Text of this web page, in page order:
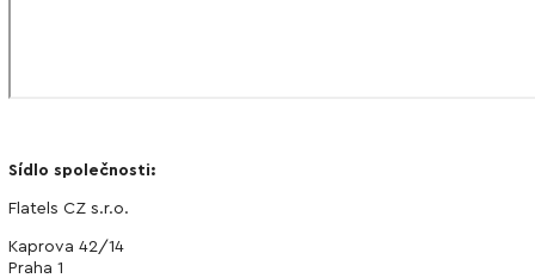
Sídlo společnosti:
Flatels CZ s.r.o.
Kaprova 42/14
Praha 1